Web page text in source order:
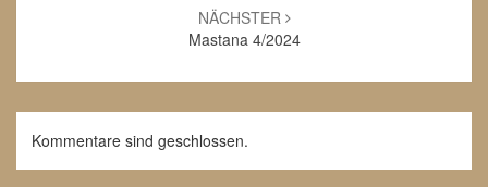
NÄCHSTER
Mastana 4/2024
Kommentare sind geschlossen.